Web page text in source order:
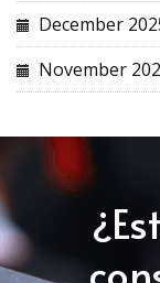
December
November